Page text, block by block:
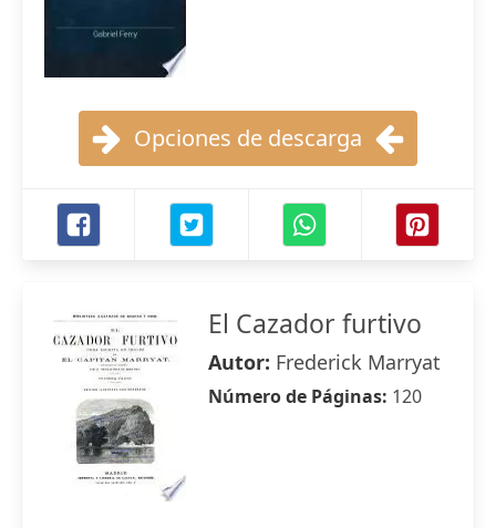
Opciones de descarga
El Cazador furtivo
Autor: Frederick Marryat
Número de Páginas: 120